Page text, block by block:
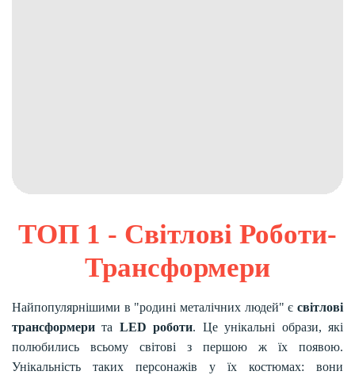
ТОП 1 - Світлові Роботи-
Трансформери
Найпопулярнішими в "родині металічних людей" є світлові
трансформери та LED роботи. Це унікальні образи, які
полюбились всьому світові з першою ж їх появою.
Унікальність таких персонажів у їх костюмах: вони